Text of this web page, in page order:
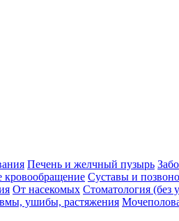
Печень и желчный пузырь
кровообращение Суставы и
От насекомых Стоматология (без
ушибы, растяжения